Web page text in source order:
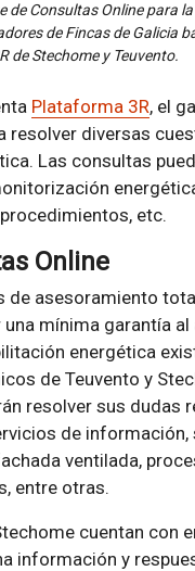
de Consultas Online para
de Fincas de Galicia
de Stechome y Teuvento.
Plataforma 3R, el
resolver diversas
Las consultas
etc.
Online
de asesoramiento
mínima garantía
energética
de Teuvento y
resolver sus dudas
de
ventilada,
entre otras.
cuentan con
información y